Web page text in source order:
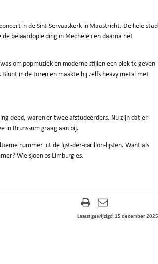
in de Sint-Servaaskerk in Maastricht. De hele stad
beiaardopleiding in Mechelen en daarna het
om popmuziek en moderne stijlen een plek te geven
in de toren en maakte hij zelfs heavy metal met
deed, waren er twee afstudeerders. Nu zijn dat er
in Brunssum graag aan bij.
nummer uit de lijst-der-carillon-lijsten. Want als
Wie sjoen os Limburg es.
Laatst gewijzigd: 15 december 2025